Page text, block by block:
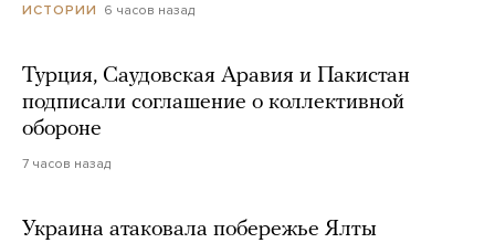
ИСТОРИИ 6 часов назад
Турция, Саудовская Аравия и Пакистан
подписали соглашение о коллективной
обороне
7 часов назад
Украина атаковала побережье Ялты